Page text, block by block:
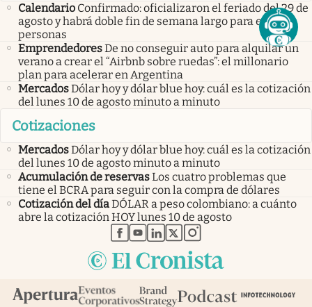
Calendario Confirmado: oficializaron el feriado del 29 de
agosto y habrá doble fin de semana largo para estas
personas
EmprendedoresDe no conseguir auto para alquilar un
verano a crear el “Airbnb sobre ruedas”: el millonario
plan para acelerar en Argentina
MercadosDólar hoy y dólar blue hoy: cuál es la cotización
del lunes 10 de agosto minuto a minuto
Cotizaciones
MercadosDólar hoy y dólar blue hoy: cuál es la cotización
del lunes 10 de agosto minuto a minuto
Acumulación de reservasLos cuatro problemas que
tiene el BCRA para seguir con la compra de dólares
Cotización del díaDÓLAR a peso colombiano: a cuánto
abre la cotización HOY lunes 10 de agosto
abre en nueva pestaña
abre en nueva pestaña
abre en nueva pestaña
abre en nueva pestaña
abre en nueva pestaña